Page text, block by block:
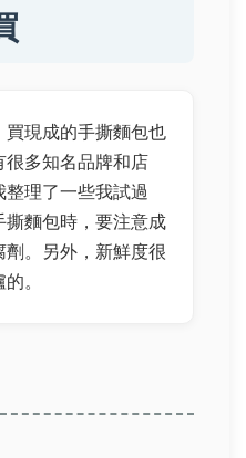
現成的手撕麵包也
很多知名品牌和店
理了一些我試過
麵包時，要注意成
。另外，新鮮度很
。